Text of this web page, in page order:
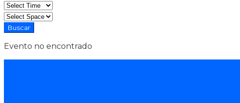
Evento no encontrado